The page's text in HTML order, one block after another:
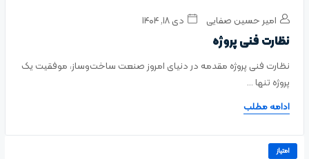
امیر حسین صفایی دی ۱۸, ۱۴۰۴
نظارت فنی پروژه
نظارت فنی پروژه مقدمه در دنیای امروز صنعت ساخت‌وساز، موفقیت یک
پروژه تنها ...
ادامه مطلب
امتیاز